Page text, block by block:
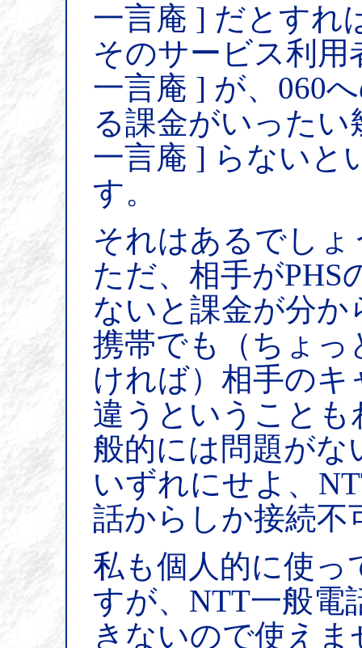
一言庵 ] だとすれ
そのサービス利
一言庵 ] が、060
る課金がいった
一言庵 ] らないと
す。
それはあるでしょ
ただ、相手がPHS
ないと課金が分
携帯でも（ちょ
ければ）相手の
違うということ
般的には問題が
いずれにせよ、
話からしか接続不
私も個人的に使っ
すが、NTT一般電
きないので使えま